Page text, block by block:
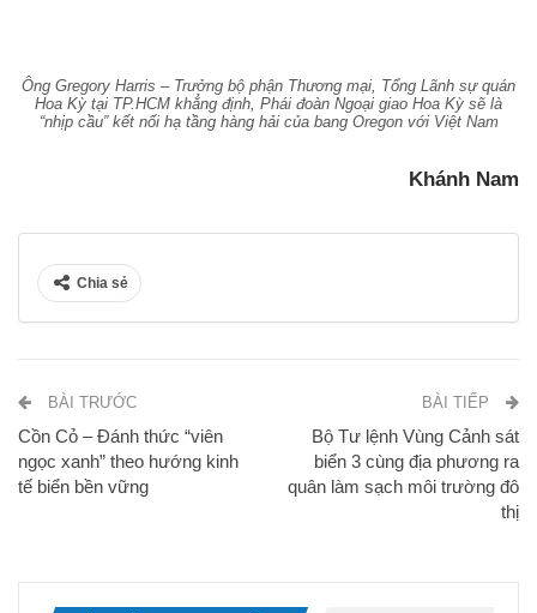
Ông Gregory Harris – Trưởng bộ phận Thương mại, Tổng Lãnh sự quán
Hoa Kỳ tại TP.HCM khẳng định, Phái đoàn Ngoại giao Hoa Kỳ sẽ là
“nhịp cầu” kết nối hạ tầng hàng hải của bang Oregon với Việt Nam
Khánh Nam
Chia sẻ
BÀI TRƯỚC
Cồn Cỏ – Đánh thức “viên
ngọc xanh” theo hướng kinh
tế biển bền vững
BÀI TIẾP
Bộ Tư lệnh Vùng Cảnh sát
biển 3 cùng địa phương ra
quân làm sạch môi trường đô
thị